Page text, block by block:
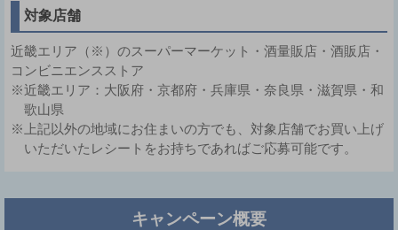
対象店舗
近畿エリア（※）のスーパーマーケット・酒量販店・酒販店・
コンビニエンスストア
※近畿エリア：大阪府・京都府・兵庫県・奈良県・滋賀県・和
歌山県
※上記以外の地域にお住まいの方でも、対象店舗でお買い上げ
いただいたレシートをお持ちであればご応募可能です。
キャンペーン概要